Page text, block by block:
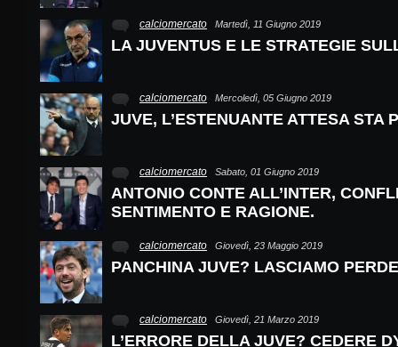
calciomercato Martedì, 11 Giugno 2019
LA JUVENTUS E LE STRATEGIE
calciomercato Mercoledì, 05 Giugno 2019
JUVE, L’ESTENUANTE ATTESA STA
calciomercato Sabato, 01 Giugno 2019
ANTONIO CONTE ALL’INTER,
SENTIMENTO E RAGIONE.
calciomercato Giovedì, 23 Maggio 2019
PANCHINA JUVE? LASCIAMO
calciomercato Giovedì, 21 Marzo 2019
L’ERRORE DELLA JUVE? CEDERE